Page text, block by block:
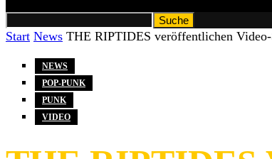
Start News THE RIPTIDES veröffentlichen
NEWS
POP-PUNK
PUNK
VIDEO